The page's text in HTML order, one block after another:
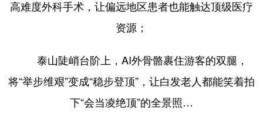
广东 广西 海南 重庆
陕西 甘肃 青海 宁夏
新疆 内蒙古 黑龙江
高难度外科手术，让偏远地区患者也能触达顶级医疗
资源；
泰山陡峭台阶上，AI外骨骼裹住游客的双腿，
将“举步维艰”变成“稳步登顶”，让白发老人都能笑着拍
下“会当凌绝顶”的全景照…